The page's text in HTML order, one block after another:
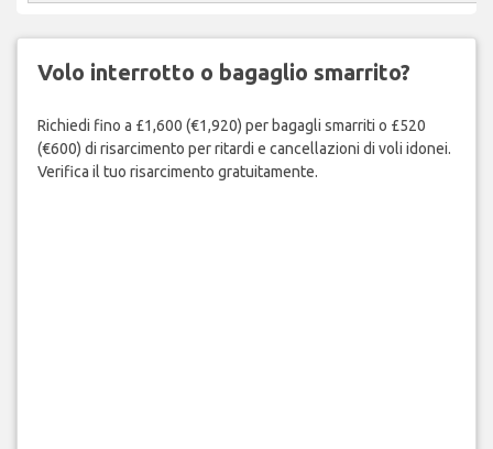
Volo interrotto o bagaglio smarrito?
Richiedi fino a £1,600 (€1,920) per bagagli smarriti o £520
(€600) di risarcimento per ritardi e cancellazioni di voli idonei.
Verifica il tuo risarcimento gratuitamente.